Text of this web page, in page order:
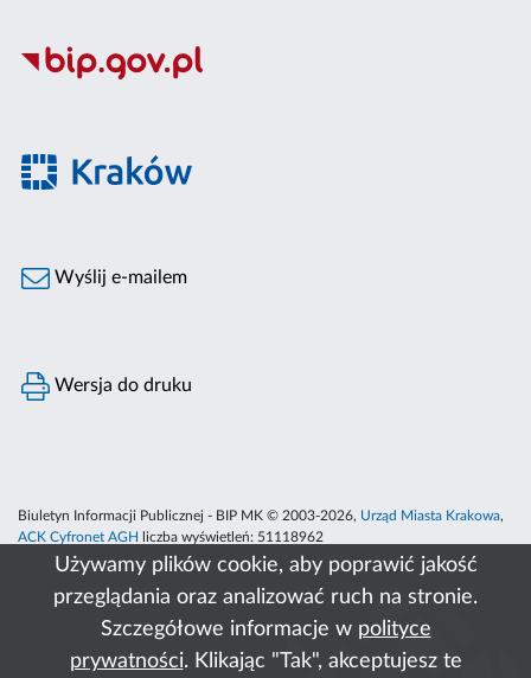
Używamy plików cookie, aby poprawić jakość
przeglądania oraz analizować ruch na stronie.
Szczegółowe informacje w polityce
prywatności. Klikając "Tak", akceptujesz te
Wyślij e-mailem
Wersja do druku
Biuletyn Informacji Publicznej - BIP MK © 2003-2026, Urząd Miasta Krakowa,
ACK Cyfronet AGH
liczba wyświetleń: 51118962